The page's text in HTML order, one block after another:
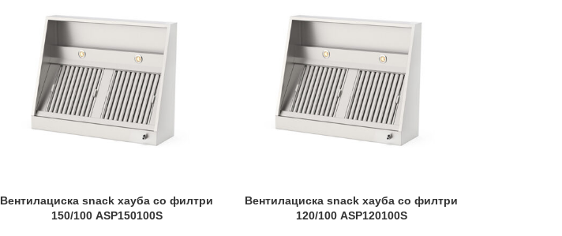
Вентилациска snack хауба со филтри
150/100 ASP150100S
Вентилациска snack хауба со филтри
120/100 ASP120100S